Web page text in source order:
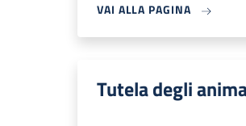
VAI ALLA PAGINA
Tutela degli